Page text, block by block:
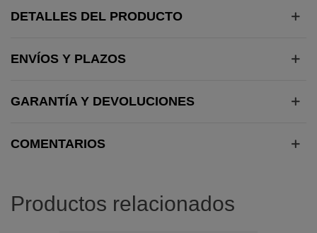
DETALLES DEL PRODUCTO
ENVÍOS Y PLAZOS
GARANTÍA Y DEVOLUCIONES
COMENTARIOS
Productos relacionados